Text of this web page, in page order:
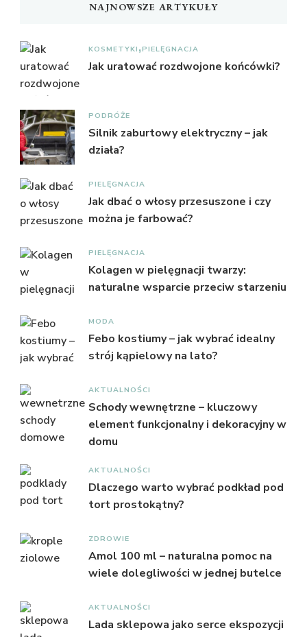
NAJNOWSZE ARTYKUŁY
KOSMETYKI PIELĘGNACJA
Jak uratować rozdwojone końcówki?
PODRÓŻE
Silnik zaburtowy elektryczny – jak
działa?
PIELĘGNACJA
Jak dbać o włosy przesuszone i czy
można je farbować?
PIELĘGNACJA
Kolagen w pielęgnacji twarzy:
naturalne wsparcie przeciw starzeniu
MODA
Febo kostiumy – jak wybrać idealny
strój kąpielowy na lato?
AKTUALNOŚCI
Schody wewnętrzne – kluczowy
element funkcjonalny i dekoracyjny w
domu
AKTUALNOŚCI
Dlaczego warto wybrać podkład pod
tort prostokątny?
ZDROWIE
Amol 100 ml – naturalna pomoc na
wiele dolegliwości w jednej butelce
AKTUALNOŚCI
Lada sklepowa jako serce ekspozycji